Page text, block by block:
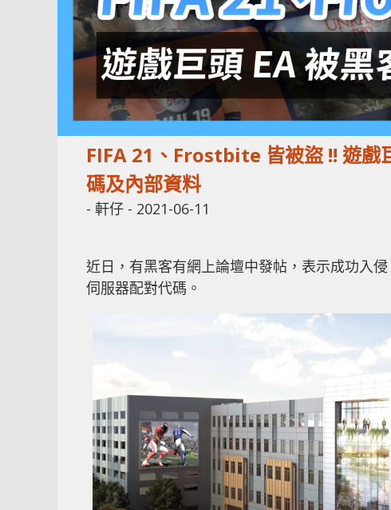
FIFA 21、Frostbite 皆被盜 !! 遊戲
碼及內部資料
- 軒仔 - 2021-06-11
近日，有黑客有網上論壇中發帖，表示成功入
伺服器配對代碼。